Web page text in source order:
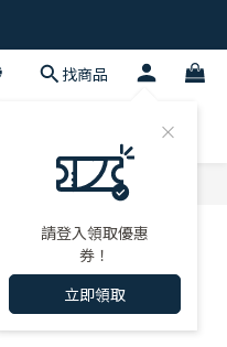
找商品
請登入領取優惠
券！
立即領取